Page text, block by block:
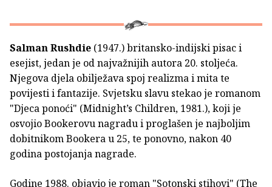
Salman Rushdie (1947.) britansko-indijski pisac i
esejist, jedan je od najvažnijih autora 20. stoljeća.
Njegova djela obilježava spoj realizma i mita te
povijesti i fantazije. Svjetsku slavu stekao je romanom
"Djeca ponoći" (Midnight’s Children, 1981.), koji je
osvojio Bookerovu nagradu i proglašen je najboljim
dobitnikom Bookera u 25, te ponovno, nakon 40
godina postojanja nagrade.
Godine 1988. objavio je roman "Sotonski stihovi" (The